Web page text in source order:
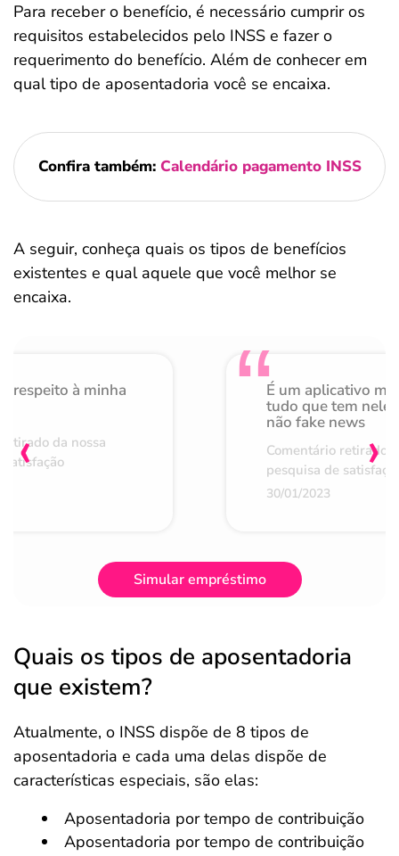
Para receber o benefício, é necessário cumprir os
requisitos estabelecidos pelo INSS e fazer o
requerimento do benefício. Além de conhecer em
qual tipo de aposentadoria você se encaixa.
Confira também: Calendário pagamento INSS
A seguir, conheça quais os tipos de benefícios
existentes e qual aquele que você melhor se
encaixa.
respeito à minha
da nossa
É um aplicativo
tudo que tem nele
não fake news
Comentário retirado
pesquisa de
30/01/2023
‹ ›
Simular empréstimo
Quais os tipos de aposentadoria
que existem?
Atualmente, o INSS dispõe de 8 tipos de
aposentadoria e cada uma delas dispõe de
características especiais, são elas:
Aposentadoria por tempo de contribuição
Aposentadoria por tempo de contribuição